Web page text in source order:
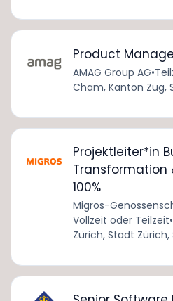
Product
AMAG Group AG•
Cham, Kanton Zug,
Projektleiter*in
Transformation
100%
Migros-
Vollzeit oder Teilzeit•
Zürich, Stadt Zürich,